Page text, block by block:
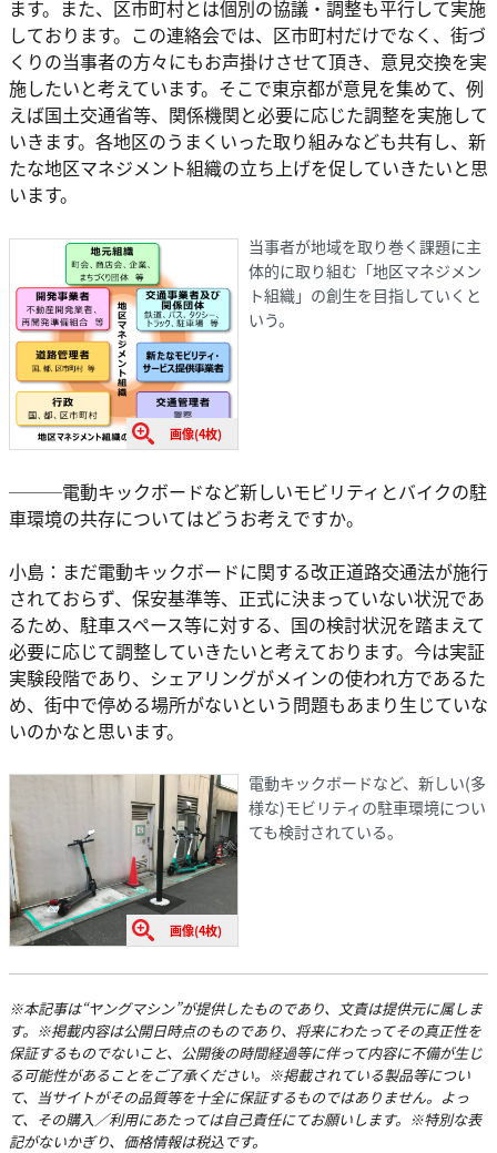
ます。また、区市町村とは個別の協議・調整も平行して実施
しております。この連絡会では、区市町村だけでなく、街づ
くりの当事者の方々にもお声掛けさせて頂き、意見交換を実
施したいと考えています。そこで東京都が意見を集めて、例
えば国土交通省等、関係機関と必要に応じた調整を実施して
いきます。各地区のうまくいった取り組みなども共有し、新
たな地区マネジメント組織の立ち上げを促していきたいと思
います。
画像(4枚)
当事者が地域を取り巻く課題に主
体的に取り組む「地区マネジメン
ト組織」の創生を目指していくと
いう。
───電動キックボードなど新しいモビリティとバイクの駐
車環境の共存についてはどうお考えですか。
小島：まだ電動キックボードに関する改正道路交通法が施行
されておらず、保安基準等、正式に決まっていない状況であ
るため、駐車スペース等に対する、国の検討状況を踏まえて
必要に応じて調整していきたいと考えております。今は実証
実験段階であり、シェアリングがメインの使われ方であるた
め、街中で停める場所がないという問題もあまり生じていな
いのかなと思います。
画像(4枚)
電動キックボードなど、新しい(多
様な)モビリティの駐車環境につい
ても検討されている。
※本記事は“ヤングマシン”が提供したものであり、文責は提供元に属しま
す。※掲載内容は公開日時点のものであり、将来にわたってその真正性を
保証するものでないこと、公開後の時間経過等に伴って内容に不備が生じ
る可能性があることをご了承ください。※掲載されている製品等につい
て、当サイトがその品質等を十全に保証するものではありません。よっ
て、その購入／利用にあたっては自己責任にてお願いします。※特別な表
記がないかぎり、価格情報は税込です。